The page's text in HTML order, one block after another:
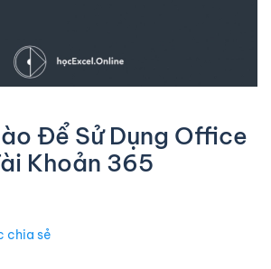
Để Sử Dụng Office
Khoản 365
chia sẻ